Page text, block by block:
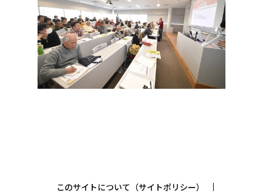
このサイトについて（サイトポリシー）